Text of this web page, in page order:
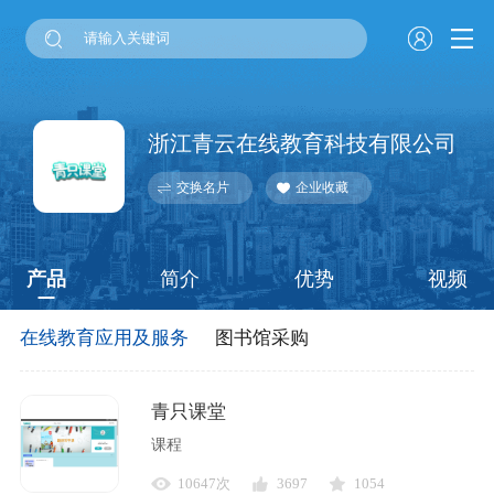
浙江青云在线教育科技有限公司
交换名片 企业收藏
产品 简介 优势 视频
在线教育应用及服务 图书馆采购
青只课堂
课程
10647次 3697 1054